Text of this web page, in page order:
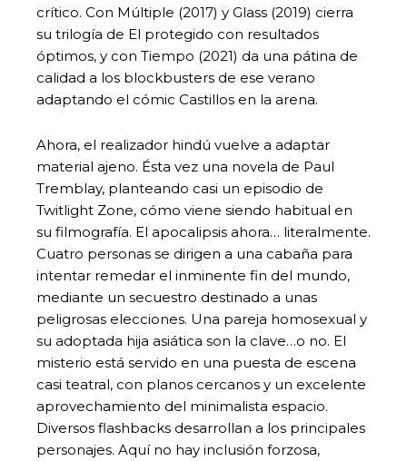
crítico. Con Múltiple (2017) y Glass (2019) cierra
su trilogía de El protegido con resultados
óptimos, y con Tiempo (2021) da una pátina de
calidad a los blockbusters de ese verano
adaptando el cómic Castillos en la arena.
Ahora, el realizador hindú vuelve a adaptar
material ajeno. Ésta vez una novela de Paul
Tremblay, planteando casi un episodio de
Twitlight Zone, cómo viene siendo habitual en
su filmografía. El apocalipsis ahora… literalmente.
Cuatro personas se dirigen a una cabaña para
intentar remedar el inminente fin del mundo,
mediante un secuestro destinado a unas
peligrosas elecciones. Una pareja homosexual y
su adoptada hija asiática son la clave…o no. El
misterio está servido en una puesta de escena
casi teatral, con planos cercanos y un excelente
aprovechamiento del minimalista espacio.
Diversos flashbacks desarrollan a los principales
personajes. Aquí no hay inclusión forzosa,